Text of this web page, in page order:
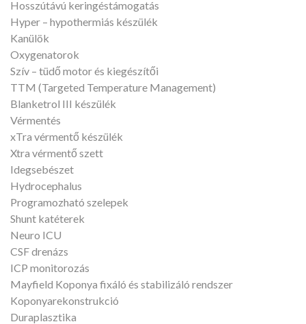
Hosszútávú keringéstámogatás
Hyper – hypothermiás készülék
Kanülök
Oxygenatorok
Szív – tüdő motor és kiegészítői
TTM (Targeted Temperature Management)
Blanketrol III készülék
Vérmentés
xTra vérmentő készülék
Xtra vérmentő szett
Idegsebészet
Hydrocephalus
Programozható szelepek
Shunt katéterek
Neuro ICU
CSF drenázs
ICP monitorozás
Mayfield Koponya fixáló és stabilizáló rendszer
Koponyarekonstrukció
Duraplasztika